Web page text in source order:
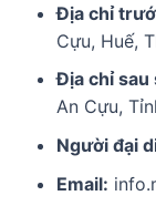
Địa chỉ
Cựu, Huế,
Địa chỉ sau
An Cựu,
Người đại
Email: